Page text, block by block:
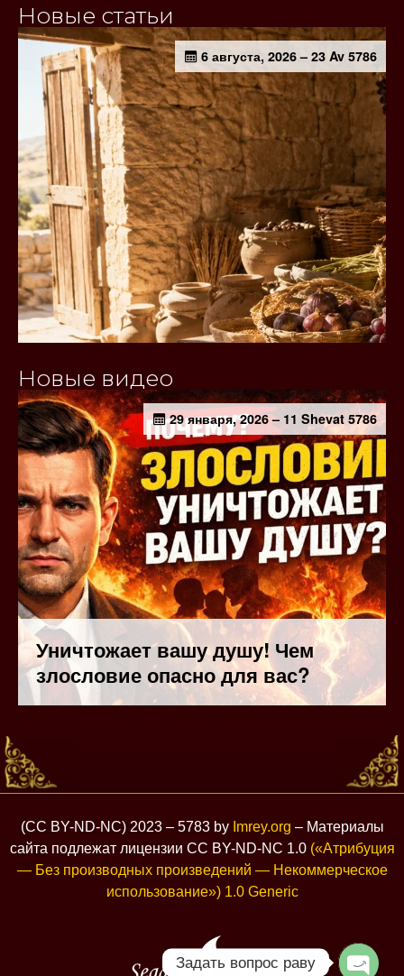
Новые статьи
Новые видео
(CC BY-ND-NC) 2023 – 5783 by Imrey.org – Материалы
сайта подлежат лицензии CC BY-ND-NC 1.0(«Атрибуция
— Без производных произведений — Некоммерческое
использование») 1.0 Generic
Задать вопрос раву